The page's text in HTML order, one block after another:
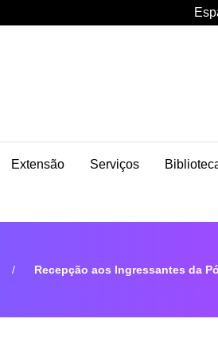
Extensão Serviços
Recepção aos Ingressantes da